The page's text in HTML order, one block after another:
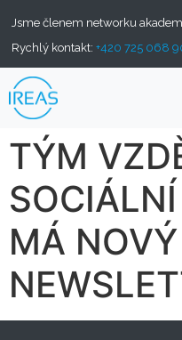
Jsme členem networku
Rychlý kontakt: +420 725 068
TÝM
MÁ NOVÝ